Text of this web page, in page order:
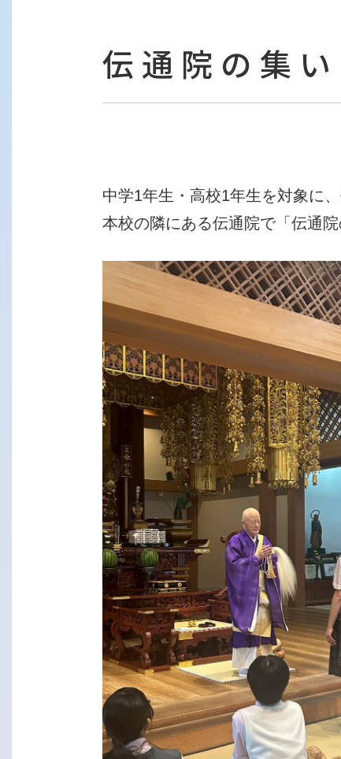
伝通院の集い
中学1年生・高校1年生を対象に
本校の隣にある伝通院で「伝通